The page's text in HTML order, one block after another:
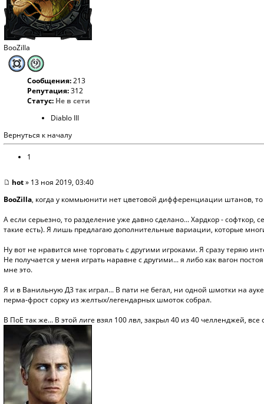
BooZilla
Сообщения:213
Репутация:312
Статус: Не в сети
Diablo III
Вернуться к началу
1
hot» 13 ноя 2019, 03:40
BooZilla, когда у коммьюнити нет цветовой дифференциации штанов,
А если серьезно, то разделение уже давно сделано... Хардкор -
такие есть). Я лишь предлагаю дополнительные вариации, которые
Ну вот не нравится мне торговать с другими игроками. Я сразу теряю
Не получается у меня играть наравне с другими... я либо как вагон
мне это.
Я и в Ванильную Д3 так играл... В пати не бегал, ни одной шмотки на
перма-фрост сорку из желтых/легендарных шмоток собрал.
В ПоЕ так же... В этой лиге взял 100 лвл, закрыл 40 из 40 челленджей, все